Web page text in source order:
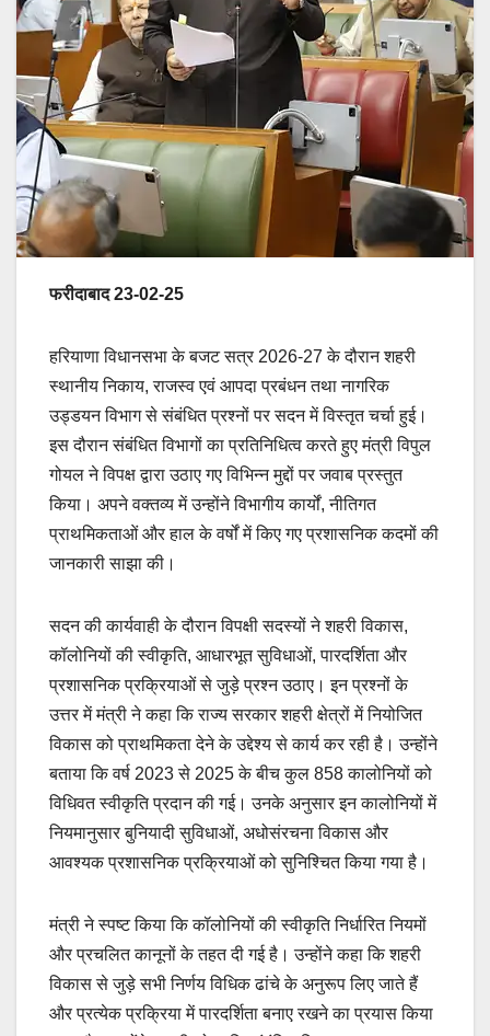
फरीदाबाद 23-02-25
हरियाणा विधानसभा के बजट सत्र 2026-27 के दौरान शहरी
स्थानीय निकाय, राजस्व एवं आपदा प्रबंधन तथा नागरिक
उड्डयन विभाग से संबंधित प्रश्नों पर सदन में विस्तृत चर्चा हुई।
इस दौरान संबंधित विभागों का प्रतिनिधित्व करते हुए मंत्री विपुल
गोयल ने विपक्ष द्वारा उठाए गए विभिन्न मुद्दों पर जवाब प्रस्तुत
किया। अपने वक्तव्य में उन्होंने विभागीय कार्यों, नीतिगत
प्राथमिकताओं और हाल के वर्षों में किए गए प्रशासनिक कदमों की
जानकारी साझा की।
सदन की कार्यवाही के दौरान विपक्षी सदस्यों ने शहरी विकास,
कॉलोनियों की स्वीकृति, आधारभूत सुविधाओं, पारदर्शिता और
प्रशासनिक प्रक्रियाओं से जुड़े प्रश्न उठाए। इन प्रश्नों के
उत्तर में मंत्री ने कहा कि राज्य सरकार शहरी क्षेत्रों में नियोजित
विकास को प्राथमिकता देने के उद्देश्य से कार्य कर रही है। उन्होंने
बताया कि वर्ष 2023 से 2025 के बीच कुल 858 कालोनियों को
विधिवत स्वीकृति प्रदान की गई। उनके अनुसार इन कालोनियों में
नियमानुसार बुनियादी सुविधाओं, अधोसंरचना विकास और
आवश्यक प्रशासनिक प्रक्रियाओं को सुनिश्चित किया गया है।
मंत्री ने स्पष्ट किया कि कॉलोनियों की स्वीकृति निर्धारित नियमों
और प्रचलित कानूनों के तहत दी गई है। उन्होंने कहा कि शहरी
विकास से जुड़े सभी निर्णय विधिक ढांचे के अनुरूप लिए जाते हैं
और प्रत्येक प्रक्रिया में पारदर्शिता बनाए रखने का प्रयास किया